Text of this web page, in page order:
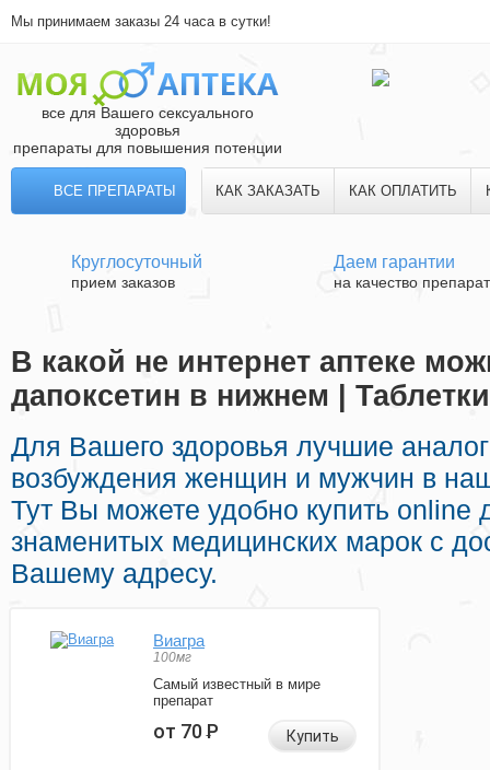
Мы принимаем заказы 24 часа в сутки!
все для Вашего сексуального
здоровья
препараты для повышения потенции
ВСЕ ПРЕПАРАТЫ КАК ЗАКАЗАТЬ КАК ОПЛАТИТЬ
Круглосуточный
прием заказов
Даем гарантии
на качество
В какой не интернет аптеке
дапоксетин в нижнем |
Для Вашего здоровья лучшие
возбуждения женщин и мужчин в
Тут Вы можете удобно купить
знаменитых медицинских марок с
Вашему адресу.
Виагра
100мг
Самый известный в мире
препарат
от 70Р Купить